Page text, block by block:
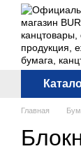
Перейти к
Главная